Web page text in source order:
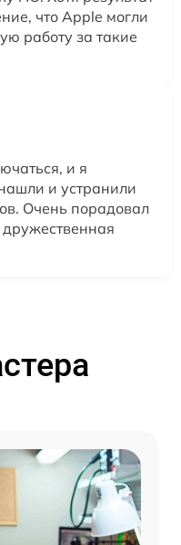
что Apple могли
работу за такие
и я
и устранили
Очень порадовал